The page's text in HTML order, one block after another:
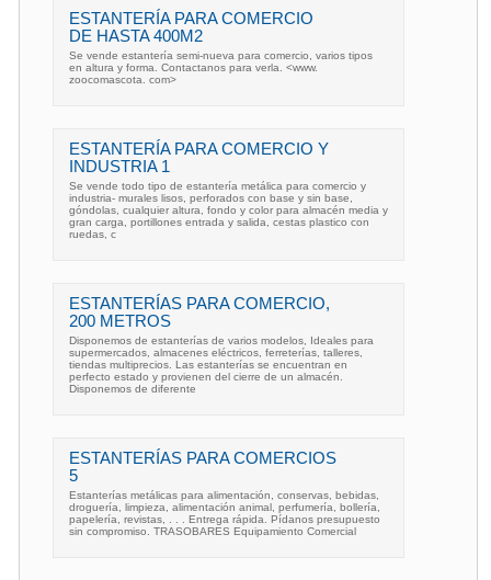
ESTANTERÍA PARA COMERCIO
DE HASTA 400M2
Se vende estantería semi-nueva para comercio, varios tipos
en altura y forma. Contactanos para verla. <www.
zoocomascota. com>
ESTANTERÍA PARA COMERCIO Y
INDUSTRIA 1
Se vende todo tipo de estantería metálica para comercio y
industria- murales lisos, perforados con base y sin base,
góndolas, cualquier altura, fondo y color para almacén media y
gran carga, portillones entrada y salida, cestas plastico con
ruedas, c
ESTANTERÍAS PARA COMERCIO,
200 METROS
Disponemos de estanterías de varios modelos, Ideales para
supermercados, almacenes eléctricos, ferreterías, talleres,
tiendas multiprecios. Las estanterías se encuentran en
perfecto estado y provienen del cierre de un almacén.
Disponemos de diferente
ESTANTERÍAS PARA COMERCIOS
5
Estanterías metálicas para alimentación, conservas, bebidas,
droguería, limpieza, alimentación animal, perfumería, bollería,
papelería, revistas, . . . Entrega rápida. Pídanos presupuesto
sin compromiso. TRASOBARES Equipamiento Comercial